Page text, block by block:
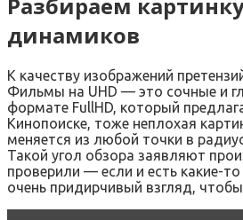
Разбираем
динамиков
К качеству изображений
Фильмы на UHD — это сочные и
формате FullHD, который
Кинопоиске, тоже неплохая
меняется из любой точки в
Такой угол обзора заявляют
проверили — если и есть какие-
очень придирчивый взгляд,